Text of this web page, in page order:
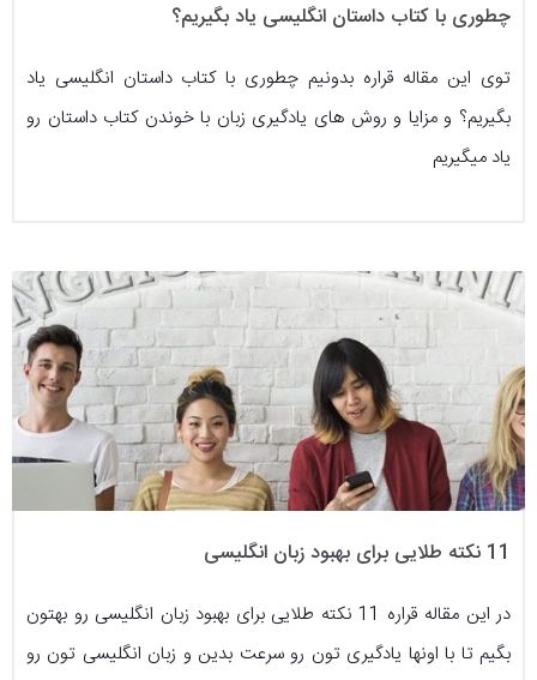
چطوری با کتاب داستان انگلیسی یاد بگیریم؟
توی این مقاله قراره بدونیم چطوری با کتاب داستان انگلیسی یاد
بگیریم؟ و مزایا و روش های یادگیری زبان با خوندن کتاب داستان رو
یاد میگیریم
11 نکته طلایی برای بهبود زبان انگلیسی
در این مقاله قراره 11 نکته طلایی برای بهبود زبان انگلیسی رو بهتون
بگیم تا با اونها یادگیری تون رو سرعت بدین و زبان انگلیسی تون رو